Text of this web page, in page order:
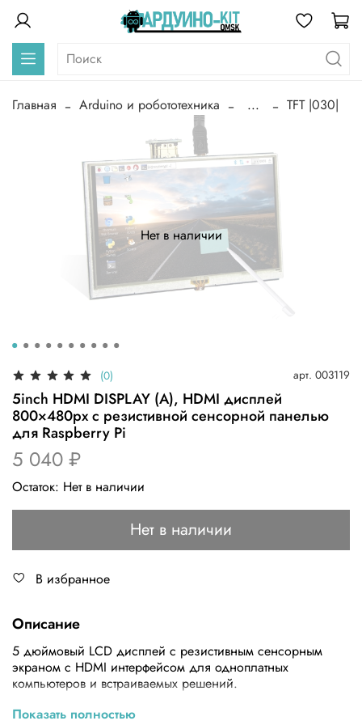
Главная Arduino и робототехника ... TFT |030|
Нет в наличии
(0) арт. 003119
5inch HDMI DISPLAY (A), HDMI дисплей
800×480px с резистивной сенсорной панелью
для Raspberry Pi
5 040 ₽
Остаток: Нет в наличии
Нет в наличии
В избранное
Описание
5 дюймовый LCD дисплей с резистивным сенсорным
экраном с HDMI интерфейсом для одноплатных
компьютеров и встраиваемых решений.
Особенности:
Показать полностью